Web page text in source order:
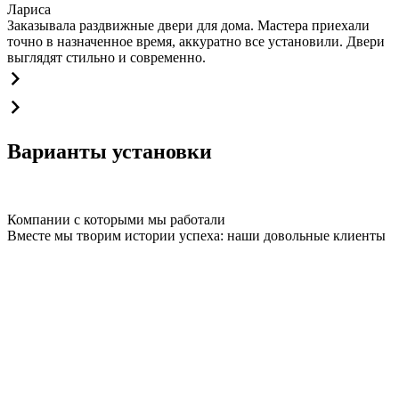
Лариса
Заказывала раздвижные двери для дома. Мастера приехали
точно в назначенное время, аккуратно все установили. Двери
выглядят стильно и современно.
Варианты установки
Компании с которыми мы работали
Вместе мы творим истории успеха: наши довольные клиенты